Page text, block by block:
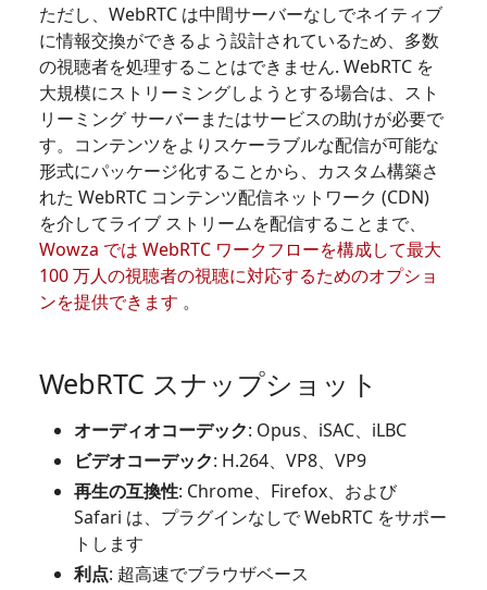
ただし、WebRTC は中間サーバーなしでネイティブ
に情報交換ができるよう設計されているため、多数
の視聴者を処理することはできません. WebRTC を
大規模にストリーミングしようとする場合は、スト
リーミング サーバーまたはサービスの助けが必要で
す。コンテンツをよりスケーラブルな配信が可能な
形式にパッケージ化することから、カスタム構築さ
れた WebRTC コンテンツ配信ネットワーク (CDN)
を介してライブ ストリームを配信することまで、
Wowza では WebRTC ワークフローを構成して最大
100 万人の視聴者の視聴に対応するためのオプショ
ンを提供できます 。
WebRTC スナップショット
オーディオコーデック: Opus、iSAC、iLBC
ビデオコーデック: H.264、VP8、VP9
再生の互換性: Chrome、Firefox、および
Safari は、プラグインなしで WebRTC をサポー
トします
利点: 超高速でブラウザベース